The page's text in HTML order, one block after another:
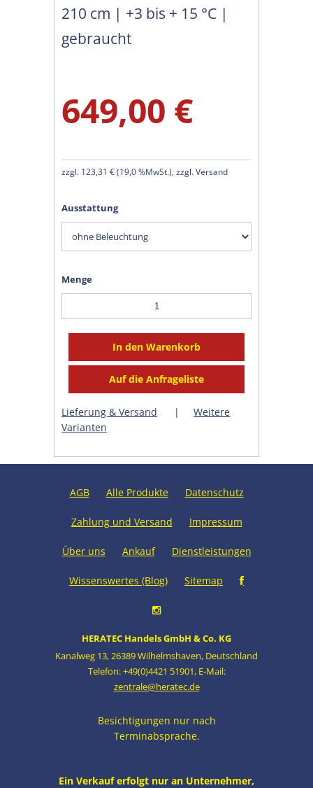
210 cm | +3 bis + 15 °C |
gebraucht
649,00 €
zzgl. 123,31 € (19,0 %MwSt.), zzgl. Versand
Ausstattung
Menge
Lieferung & Versand |
Weitere
Varianten
AGB Alle Produkte Datenschutz
Zahlung und Versand Impressum
Über uns Ankauf Dienstleistungen
Wissenswertes (Blog) Sitemap
HERATEC Handels GmbH & Co. KG
Kanalweg 13, 26389 Wilhelmshaven, Deutschland
Telefon: +49(0)4421 51901, E-Mail:
zentrale@heratec.de
Besichtigungen nur nach
Terminabsprache.
Ein Verkauf erfolgt nur an Unternehmer,